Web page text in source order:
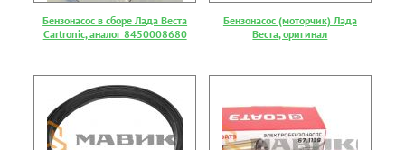
Бензонасос в сборе Лада Веста
Cartronic, аналог 8450008680
Бензонасос (моторчик) Лада
Веста, оригинал